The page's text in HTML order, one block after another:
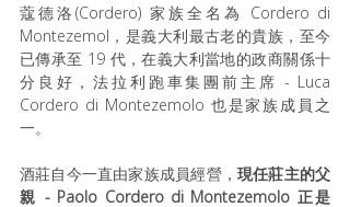
蔻德洛(Cordero) 家族全名為 Cordero di
Montezemol，是義大利最古老的貴族，至今
已傳承至 19 代，在義大利當地的政商關係十
分良好，法拉利跑車集團前主席 - Luca
Cordero di Montezemolo 也是家族成員之
一。
酒莊自今一直由家族成員經營， 現任莊主的父
親 - Paolo Cordero di Montezemolo 正是